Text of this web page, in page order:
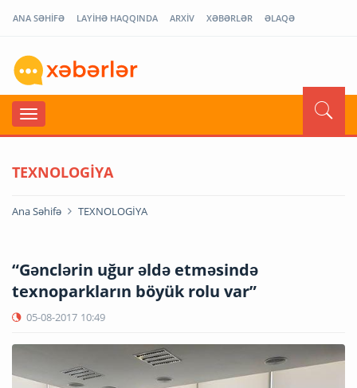
ANA SƏHİFƏ LAYİHƏ HAQQINDA ARXİV XƏBƏRLƏR ƏLAQƏ
TEXNOLOGİYA
Ana Səhifə TEXNOLOGİYA
“Gənclərin uğur əldə etməsində
texnoparkların böyük rolu var”
05-08-2017 10:49